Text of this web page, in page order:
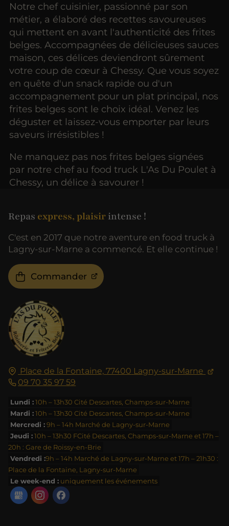
Notre chef cuisinier, passionné par son
métier, a élaboré des recettes savoureuses
qui mettent en avant l'authenticité des frites
belges. Accompagnées de délicieuses sauces
maison, ces délices deviendront sûrement
votre coup de cœur à Chessy. Que vous soyez
en quête d'un snack rapide ou d'un
accompagnement pour un plat principal, nos
frites belges sont le choix idéal. Venez les
déguster et laissez-vous emporter par leurs
saveurs irrésistibles !
Ne manquez pas nos frites belges signées
par notre chef au food truck L'As Du Poulet à
Chessy, un délice à savourer !
Place de la Fontaine, 77400 Lagny-sur-Marne
09 70 35 97 59
Lundi :10h – 13h30 Cité Descartes, Champs-sur-Marne
Mardi :10h – 13h30 Cité Descartes, Champs-sur-Marne
Mercredi :9h – 14h Marché de Lagny-sur-Marne
Jeudi :10h – 13h30 FCité Descartes, Champs-sur-Marne et 17h –
20h : Gare de Roissy-en-Brie
Vendredi :9h – 14h Marché de Lagny-sur-Marne et 17h – 21h30 :
Place de la Fontaine, Lagny-sur-Marne
Le week-end : uniquement les événements
Repas express, plaisirintense !
C'est en 2017 que notre aventure en food truck à
Lagny-sur-Marne a commencé. Et elle continue !
Commander